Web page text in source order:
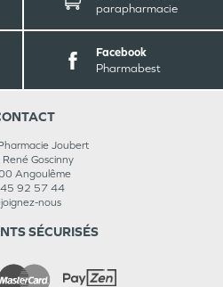
parapharmacie
Facebook
Pharmabest
Joubert
Goscinny
Angoulême
92 57 44
nous
SÉCURISÉS